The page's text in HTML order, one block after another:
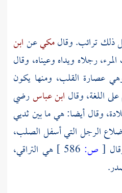
ذلك ترائب. وقالمكيعنابن
رجلاه ويداه وعيناه، وقال
عصارة القلب، ومنها يكون
اللغة، وقال ابن عباسرضي
وقال أيضا: هي ما بين ثديي
الرجل التي أسفل الصلب،
[ ص:
هي التراقي،